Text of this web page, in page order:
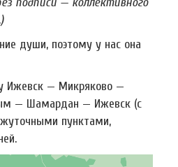
души, поэтому у нас она
Ижевск — Микряково —
— Шамардан — Ижевск (с
пунктами,